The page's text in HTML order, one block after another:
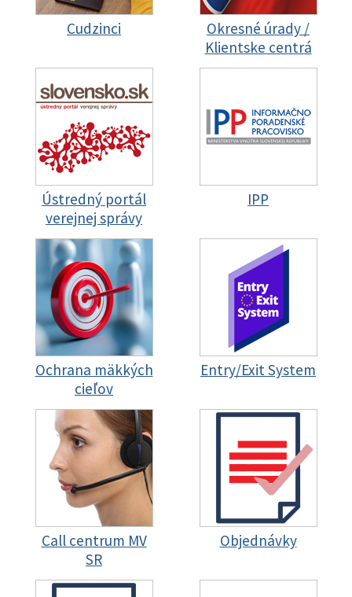
Cudzinci
Okresné úrady /
Klientske centrá
Ústredný portál
verejnej správy
IPP
Ochrana mäkkých
cieľov
Entry/Exit System
Call centrum MV
SR
Objednávky